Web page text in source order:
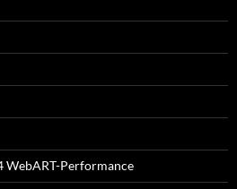
WebART-Performance